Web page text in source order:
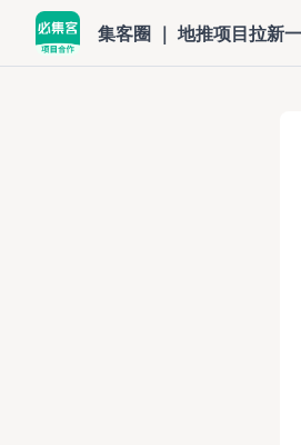
集客圈 ｜ 地推项目拉新